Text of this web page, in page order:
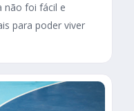
não foi fácil e
para poder viver